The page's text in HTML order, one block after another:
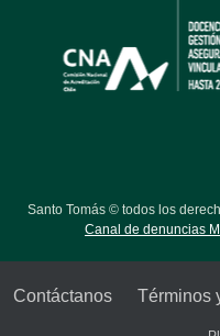
Santo Tomás © todos los
Canal de denuncias
Contáctanos Términos